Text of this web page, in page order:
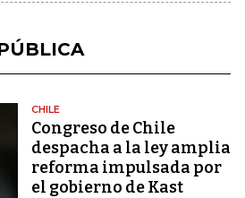
CHILE
Congreso de Chile
despacha a la ley amplia
reforma impulsada por
el gobierno de Kast